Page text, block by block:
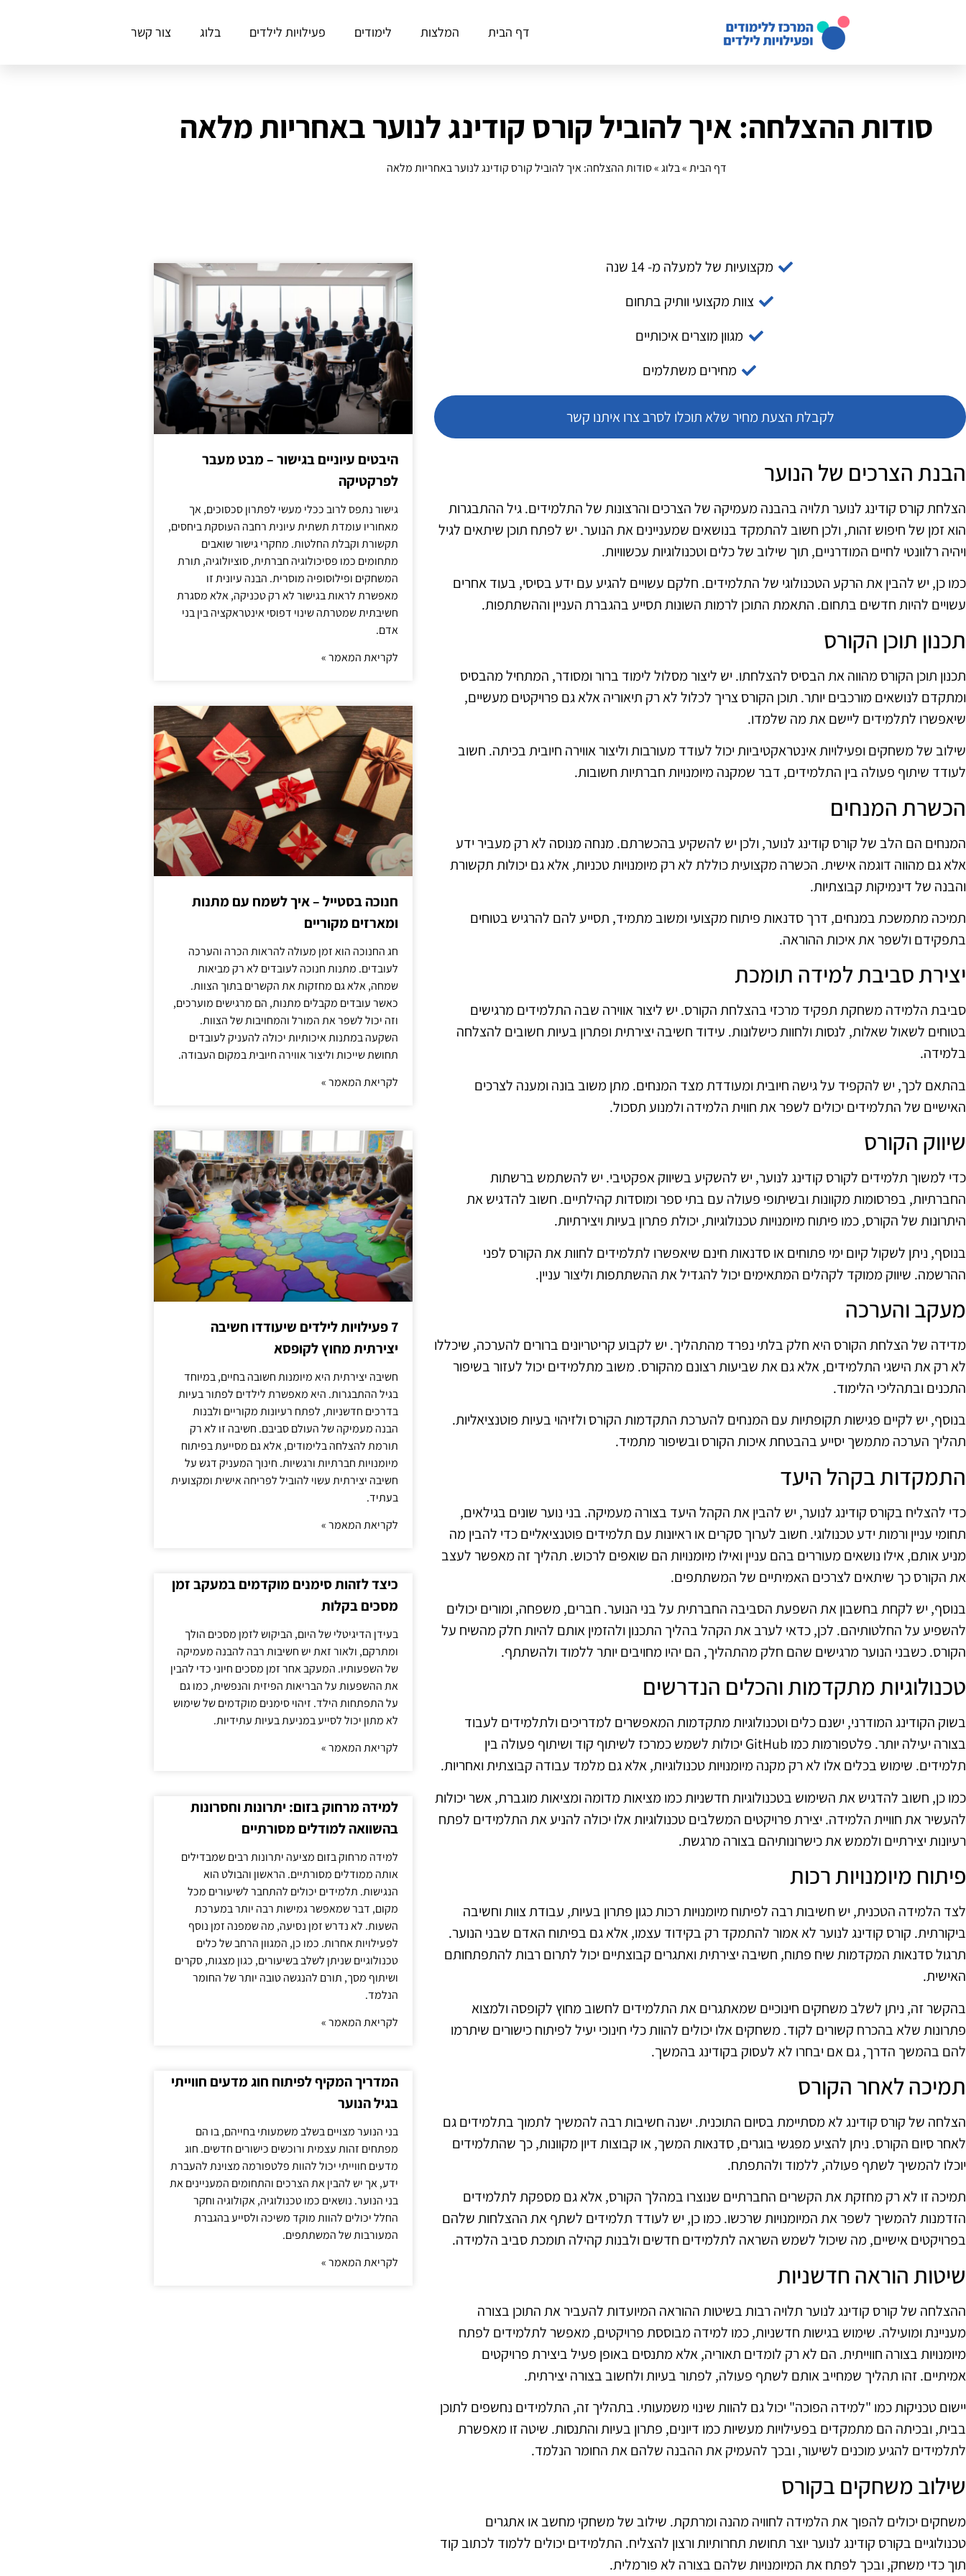
דף הבית המלצות לימודים פעילויות לילדים בלוג צור קשר
סודות ההצלחה: איך להוביל קורס קודינג לנוער באחריות מלאה
דף הבית»בלוג»סודות ההצלחה: איך להוביל קורס קודינג לנוער באחריות מלאה
מקצועיות של למעלה מ- 14 שנה
צוות מקצועי וותיק בתחום
מגוון מוצרים איכותיים
מחירים משתלמים
לקבלת הצעת מחיר שלא תוכלו לסרב צרו איתנו קשר
הבנת הצרכים של הנוער
הצלחת קורס קודינג לנוער תלויה בהבנה מעמיקה של הצרכים והרצונות של התלמידים. גיל ההתבגרות
הוא זמן של חיפוש זהות, ולכן חשוב להתמקד בנושאים שמעניינים את הנוער. יש לפתח תוכן שיתאים לגיל
ויהיה רלוונטי לחיים המודרניים, תוך שילוב של כלים וטכנולוגיות עכשוויות.
כמו כן, יש להבין את הרקע הטכנולוגי של התלמידים. חלקם עשויים להגיע עם ידע בסיסי, בעוד אחרים
עשויים להיות חדשים בתחום. התאמת התוכן לרמות השונות תסייע בהגברת העניין וההשתתפות.
תכנון תוכן הקורס
תכנון תוכן הקורס מהווה את הבסיס להצלחתו. יש ליצור מסלול לימוד ברור ומסודר, המתחיל מהבסיס
ומתקדם לנושאים מורכבים יותר. תוכן הקורס צריך לכלול לא רק תיאוריה אלא גם פרויקטים מעשיים,
שיאפשרו לתלמידים ליישם את מה שלמדו.
שילוב של משחקים ופעילויות אינטראקטיביות יכול לעודד מעורבות וליצור אווירה חיובית בכיתה. חשוב
לעודד שיתוף פעולה בין התלמידים, דבר שמקנה מיומנויות חברתיות חשובות.
הכשרת המנחים
המנחים הם הלב של קורס קודינג לנוער, ולכן יש להשקיע בהכשרתם. מנחה מנוסה לא רק מעביר ידע
אלא גם מהווה דוגמה אישית. הכשרה מקצועית כוללת לא רק מיומנויות טכניות, אלא גם יכולות תקשורת
והבנה של דינמיקות קבוצתיות.
תמיכה מתמשכת במנחים, דרך סדנאות פיתוח מקצועי ומשוב מתמיד, תסייע להם להרגיש בטוחים
בתפקידם ולשפר את איכות ההוראה.
יצירת סביבת למידה תומכת
סביבת הלמידה משחקת תפקיד מרכזי בהצלחת הקורס. יש ליצור אווירה שבה התלמידים מרגישים
בטוחים לשאול שאלות, לנסות ולחוות כישלונות. עידוד חשיבה יצירתית ופתרון בעיות חשובים להצלחה
בלמידה.
בהתאם לכך, יש להקפיד על גישה חיובית ומעודדת מצד המנחים. מתן משוב בונה ומענה לצרכים
האישיים של התלמידים יכולים לשפר את חווית הלמידה ולמנוע תסכול.
שיווק הקורס
כדי למשוך תלמידים לקורס קודינג לנוער, יש להשקיע בשיווק אפקטיבי. יש להשתמש ברשתות
החברתיות, בפרסומות מקוונות ובשיתופי פעולה עם בתי ספר ומוסדות קהילתיים. חשוב להדגיש את
היתרונות של הקורס, כמו פיתוח מיומנויות טכנולוגיות, יכולת פתרון בעיות ויצירתיות.
בנוסף, ניתן לשקול קיום ימי פתוחים או סדנאות חינם שיאפשרו לתלמידים לחוות את הקורס לפני
ההרשמה. שיווק ממוקד לקהלים המתאימים יכול להגדיל את ההשתתפות וליצור עניין.
מעקב והערכה
מדידה של הצלחת הקורס היא חלק בלתי נפרד מהתהליך. יש לקבוע קריטריונים ברורים להערכה, שיכללו
לא רק את הישגי התלמידים, אלא גם את שביעות רצונם מהקורס. משוב מתלמידים יכול לעזור בשיפור
התכנים ובתהליכי הלימוד.
בנוסף, יש לקיים פגישות תקופתיות עם המנחים להערכת התקדמות הקורס ולזיהוי בעיות פוטנציאליות.
תהליך הערכה מתמשך יסייע בהבטחת איכות הקורס ובשיפור מתמיד.
התמקדות בקהל היעד
כדי להצליח בקורס קודינג לנוער, יש להבין את הקהל היעד בצורה מעמיקה. בני נוער שונים בגילאים,
תחומי עניין ורמות ידע טכנולוגי. חשוב לערוך סקרים או ראיונות עם תלמידים פוטנציאליים כדי להבין מה
מניע אותם, אילו נושאים מעוררים בהם עניין ואילו מיומנויות הם שואפים לרכוש. תהליך זה מאפשר לעצב
את הקורס כך שיתאים לצרכים האמיתיים של המשתתפים.
בנוסף, יש לקחת בחשבון את השפעת הסביבה החברתית על בני הנוער. חברים, משפחה, ומורים יכולים
להשפיע על החלטותיהם. לכן, כדאי לערב את הקהל בהליך התכנון ולהזמין אותם להיות חלק מהשיח על
הקורס. כשבני הנוער מרגישים שהם חלק מהתהליך, הם יהיו מחויבים יותר ללמוד ולהשתתף.
טכנולוגיות מתקדמות והכלים הנדרשים
בשוק הקודינג המודרני, ישנם כלים וטכנולוגיות מתקדמות המאפשרים למדריכים ולתלמידים לעבוד
בצורה יעילה יותר. פלטפורמות כמו GitHub יכולות לשמש כמרכז לשיתוף קוד ושיתוף פעולה בין
תלמידים. שימוש בכלים אלו לא רק מקנה מיומנויות טכנולוגיות, אלא גם מלמד עבודה קבוצתית ואחריות.
כמו כן, חשוב להדגיש את השימוש בטכנולוגיות חדשניות כמו מציאות מדומה ומציאות מוגברת, אשר יכולות
להעשיר את חוויית הלמידה. יצירת פרויקטים המשלבים טכנולוגיות אלו יכולה להניע את התלמידים לפתח
רעיונות יצירתיים ולממש את כישרונותיהם בצורה מרגשת.
פיתוח מיומנויות רכות
לצד הלמידה הטכנית, יש חשיבות רבה לפיתוח מיומנויות רכות כגון פתרון בעיות, עבודת צוות וחשיבה
ביקורתית. קורס קודינג לנוער לא אמור להתמקד רק בקידוד עצמו, אלא גם בפיתוח האדם שבני הנוער.
תרגול סדנאות המקדמות שיח פתוח, חשיבה יצירתית ואתגרים קבוצתיים יכול לתרום רבות להתפתחותם
האישית.
בהקשר זה, ניתן לשלב משחקים חינוכיים שמאתגרים את התלמידים לחשוב מחוץ לקופסה ולמצוא
פתרונות שלא בהכרח קשורים לקוד. משחקים אלו יכולים להוות כלי חינוכי יעיל לפיתוח כישורים שיתרמו
להם בהמשך הדרך, גם אם יבחרו לא לעסוק בקודינג בהמשך.
תמיכה לאחר הקורס
הצלחה של קורס קודינג לא מסתיימת בסיום התוכנית. ישנה חשיבות רבה להמשיך לתמוך בתלמידים גם
לאחר סיום הקורס. ניתן להציע מפגשי בוגרים, סדנאות המשך, או קבוצות דיון מקוונות, כך שהתלמידים
יוכלו להמשיך לשתף פעולה, ללמוד ולהתפתח.
תמיכה זו לא רק מחזקת את הקשרים החברתיים שנוצרו במהלך הקורס, אלא גם מספקת לתלמידים
הזדמנות להמשיך לשפר את המיומנויות שרכשו. כמו כן, יש לעודד תלמידים לשתף את ההצלחות שלהם
בפרויקטים אישיים, מה שיכול לשמש השראה לתלמידים חדשים ולבנות קהילה תומכת סביב הלמידה.
שיטות הוראה חדשניות
ההצלחה של קורס קודינג לנוער תלויה רבות בשיטות ההוראה המיועדות להעביר את התוכן בצורה
מעניינת ומועילה. שימוש בגישות חדשניות, כמו למידה מבוססת פרויקטים, מאפשר לתלמידים לפתח
מיומנויות בצורה חווייתית. הם לא רק לומדים תאוריה, אלא מתנסים באופן פעיל ביצירת פרויקטים
אמיתיים. זהו תהליך שמחייב אותם לשתף פעולה, לפתור בעיות ולחשוב בצורה יצירתית.
יישום טכניקות כמו "למידה הפוכה" יכול גם להוות שינוי משמעותי. בתהליך זה, התלמידים נחשפים לתוכן
בבית, ובכיתה הם מתמקדים בפעילויות מעשיות כמו דיונים, פתרון בעיות והתנסות. שיטה זו מאפשרת
לתלמידים להגיע מוכנים לשיעור, ובכך להעמיק את ההבנה שלהם את החומר הנלמד.
שילוב משחקים בקורס
משחקים יכולים להפוך את הלמידה לחוויה מהנה ומרתקת. שילוב של משחקי מחשב או אתגרים
טכנולוגיים בקורס קודינג לנוער יוצר תחושת תחרותיות ורצון להצליח. התלמידים יכולים ללמוד לכתוב קוד
תוך כדי משחק, ובכך לפתח את המיומנויות שלהם בצורה לא פורמלית.
היבטים עיוניים בגישור – מבט מעבר
לפרקטיקה
גישור נתפס לרוב ככלי מעשי לפתרון סכסוכים, אך
מאחוריו עומדת תשתית עיונית רחבה העוסקת ביחסים,
תקשורת וקבלת החלטות. מחקרי גישור שואבים
מתחומים כמו פסיכולוגיה חברתית, סוציולוגיה, תורת
המשחקים ופילוסופיה מוסרית. הבנה עיונית זו
מאפשרת לראות בגישור לא רק טכניקה, אלא מסגרת
חשיבתית שמטרתה שינוי דפוסי אינטראקציה בין בני
אדם.
לקריאת המאמר »
חנוכה בסטייל – איך לשמח עם מתנות
ומארזים מקוריים
חג החנוכה הוא זמן מעולה להראות הכרה והערכה
לעובדים. מתנות חנוכה לעובדים לא רק מביאות
שמחה, אלא גם מחזקות את הקשרים בתוך הצוות.
כאשר עובדים מקבלים מתנות, הם מרגישים מוערכים,
וזה יכול לשפר את המורל והמחויבות של הצוות.
השקעה במתנות איכותיות יכולה להעניק לעובדים
תחושת שייכות וליצור אווירה חיובית במקום העבודה.
לקריאת המאמר »
7 פעילויות לילדים שיעודדו חשיבה
יצירתית מחוץ לקופסא
חשיבה יצירתית היא מיומנות חשובה בחיים, במיוחד
בגיל ההתבגרות. היא מאפשרת לילדים לפתור בעיות
בדרכים חדשניות, לפתח רעיונות מקוריים ולבנות
הבנה מעמיקה של העולם סביבם. חשיבה זו לא רק
תורמת להצלחה בלימודים, אלא גם מסייעת בפיתוח
מיומנויות חברתיות ורגשיות. חינוך המעניק דגש על
חשיבה יצירתית עשוי להוביל לפריחה אישית ומקצועית
בעתיד.
לקריאת המאמר »
כיצד לזהות סימנים מוקדמים במעקב זמן
מסכים בקלות
בעידן הדיגיטלי של היום, הביקוש לזמן מסכים הולך
ומתרקם, ולאור זאת יש חשיבות רבה להבנה מעמיקה
של השפעותיו. המעקב אחר זמן מסכים חיוני כדי להבין
את ההשפעות על הבריאות הפיזית והנפשית, כמו גם
על התפתחות הילד. זיהוי סימנים מוקדמים של שימוש
לא מתון יכול לסייע במניעת בעיות עתידיות.
לקריאת המאמר »
למידה מרחוק בזום: יתרונות וחסרונות
בהשוואה למודלים מסורתיים
למידה מרחוק בזום מציעה יתרונות רבים שמבדילים
אותה ממודלים מסורתיים. הראשון והבולט הוא
הנגישות. תלמידים יכולים להתחבר לשיעורים מכל
מקום, דבר שמאפשר גמישות רבה יותר במערכת
השעות. לא נדרש זמן נסיעה, מה שמפנה זמן נוסף
לפעילויות אחרות. כמו כן, המגוון הרחב של כלים
טכנולוגיים שניתן לשלב בשיעורים, כגון מצגות, סקרים
ושיתוף מסך, תורם להנגשה טובה יותר של החומר
הנלמד.
לקריאת המאמר »
המדריך המקיף לפיתוח חוג מדעים חווייתי
בגיל הנוער
בני הנוער מצויים בשלב משמעותי בחייהם, בו הם
מפתחים זהות עצמית ורוכשים כישורים חדשים. חוג
מדעים חווייתי יכול להוות פלטפורמה מצוינת להעברת
ידע, אך יש להבין את הצרכים והתחומים המעניינים את
בני הנוער. נושאים כמו טכנולוגיה, אקולוגיה וחקר
החלל יכולים להוות מוקד משיכה ולסייע בהגברת
המעורבות של המשתתפים.
לקריאת המאמר »